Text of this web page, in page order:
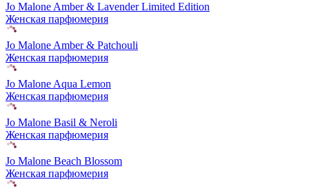
Jo Malone Amber & Lavender Limited Edition
Женская парфюмерия
Jo Malone Amber & Patchouli
Женская парфюмерия
Jo Malone Aqua Lemon
Женская парфюмерия
Jo Malone Basil & Neroli
Женская парфюмерия
Jo Malone Beach Blossom
Женская парфюмерия